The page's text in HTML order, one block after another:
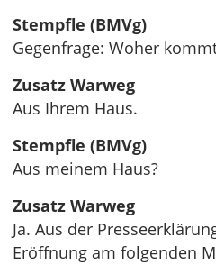
Stempfle (BMVg)
Gegenfrage: Woher
Zusatz Warweg
Aus Ihrem Haus.
Stempfle (BMVg)
Aus meinem Haus?
Zusatz Warweg
Ja. Aus der
Eröffnung am folgenden